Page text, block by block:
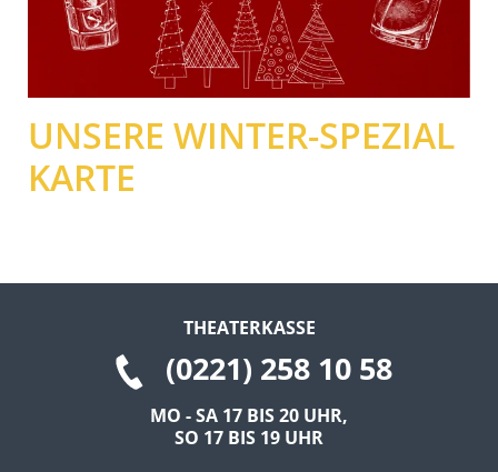
UNSERE WINTER-SPEZIAL
KARTE
THEATERKASSE
(0221) 258 10 58
MO - SA 17 BIS 20 UHR,
SO 17 BIS 19 UHR